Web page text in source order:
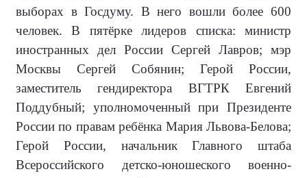
выборах в Госдуму. В него вошли более 600
человек. В пятёрке лидеров списка: министр
иностранных дел России Сергей Лавров; мэр
Москвы Сергей Собянин; Герой России,
заместитель гендиректора ВГТРК Евгений
Поддубный; уполномоченный при Президенте
России по правам ребёнка Мария Львова-Белова;
Герой России, начальник Главного штаба
Всероссийского детско-юношеского военно-